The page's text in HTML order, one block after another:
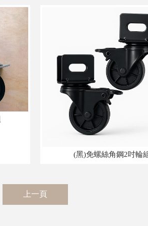
(黑)免螺絲角鋼2吋輪
上一頁